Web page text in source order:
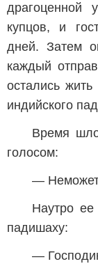
драгоценной
купцов, и
дней. Затем
каждый
остались
индийского
Время
голосом:
—
Наутро
падишаху:
—